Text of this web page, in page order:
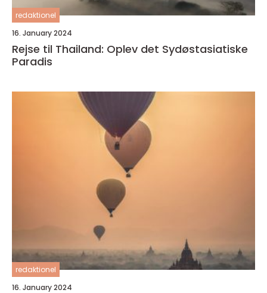
redaktionel
16. January 2024
Rejse til Thailand: Oplev det Sydøstasiatiske
Paradis
redaktionel
16. January 2024